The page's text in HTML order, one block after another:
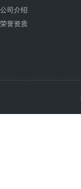
公司介绍
荣誉资质